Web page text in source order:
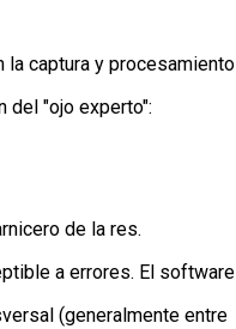
captura y procesamiento
del "ojo experto":
de la res.
a errores. El software
(generalmente entre